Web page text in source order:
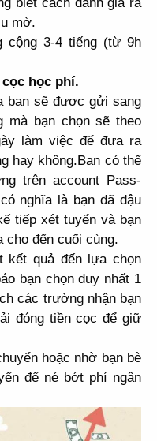
mờ.
cộng 3-4 tiếng (từ 9h
học phí.
bạn sẽ được gửi sang
mà bạn chọn sẽ theo
làm việc để đưa ra
hay không.Bạn có thể
trên account Pass-
nghĩa là bạn đã đậu
tiếp xét tuyển và bạn
đến cuối cùng.
kết quả đến lựa chọn
bạn chọn duy nhất 1
các trường nhận bạn
đóng tiền cọc để giữ
hoặc nhờ bạn bè
để né bớt phí ngân